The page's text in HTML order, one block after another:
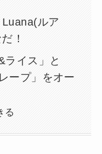
ルア
！
ライス」と
ープ」をオー
る